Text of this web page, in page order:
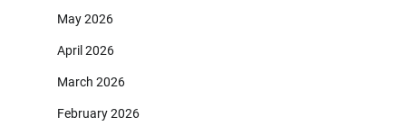
May 2026
April 2026
March 2026
February 2026